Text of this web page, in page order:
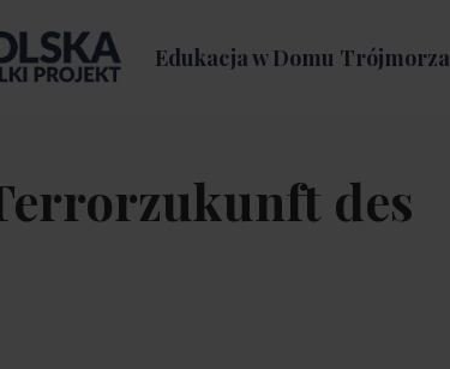
Edukacja w Domu Trójmorza
des